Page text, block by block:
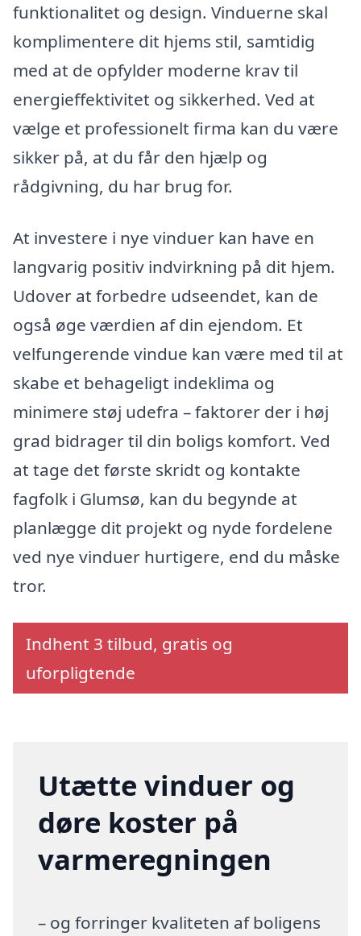
funktionalitet og design. Vinduerne skal
komplimentere dit hjems stil, samtidig
med at de opfylder moderne krav til
energieffektivitet og sikkerhed. Ved at
vælge et professionelt firma kan du være
sikker på, at du får den hjælp og
rådgivning, du har brug for.
At investere i nye vinduer kan have en
langvarig positiv indvirkning på dit hjem.
Udover at forbedre udseendet, kan de
også øge værdien af din ejendom. Et
velfungerende vindue kan være med til at
skabe et behageligt indeklima og
minimere støj udefra – faktorer der i høj
grad bidrager til din boligs komfort. Ved
at tage det første skridt og kontakte
fagfolk i Glumsø, kan du begynde at
planlægge dit projekt og nyde fordelene
ved nye vinduer hurtigere, end du måske
tror.
Indhent 3 tilbud, gratis og
uforpligtende
Utætte vinduer og
døre koster på
varmeregningen
– og forringer kvaliteten af boligens